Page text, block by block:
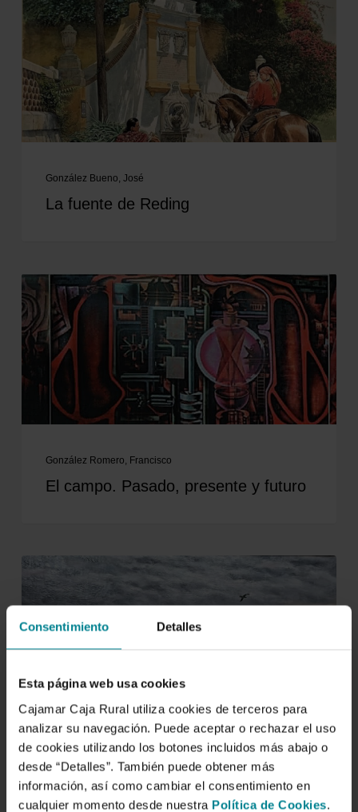
Consentimiento Detalles
Esta página web usa cookies
Cajamar Caja Rural utiliza cookies de terceros para
analizar su navegación. Puede aceptar o rechazar el uso
de cookies utilizando los botones incluidos más abajo o
desde “Detalles”. También puede obtener más
información, así como cambiar el consentimiento en
cualquier momento desde nuestra Política de Cookies.
González Bueno, José
La fuente de Reding
González Romero, Francisco
El campo. Pasado, presente y futuro
González de Lara y Sarriá, Javier